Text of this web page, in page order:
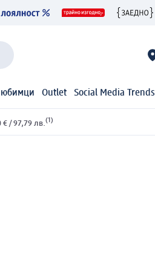
Outlet Social Media Trends
/ 97,79 лв. (1)